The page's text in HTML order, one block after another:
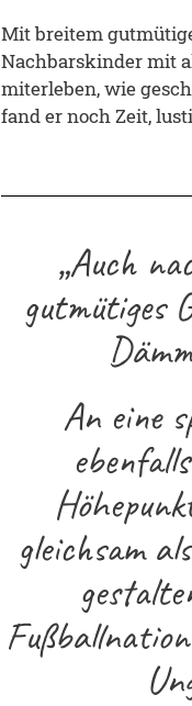
Mit breitem
Nachbarskinder mit
miterleben, wie
fand er noch Zeit,
„Auch
gutmütiges
An eine
gleichsam